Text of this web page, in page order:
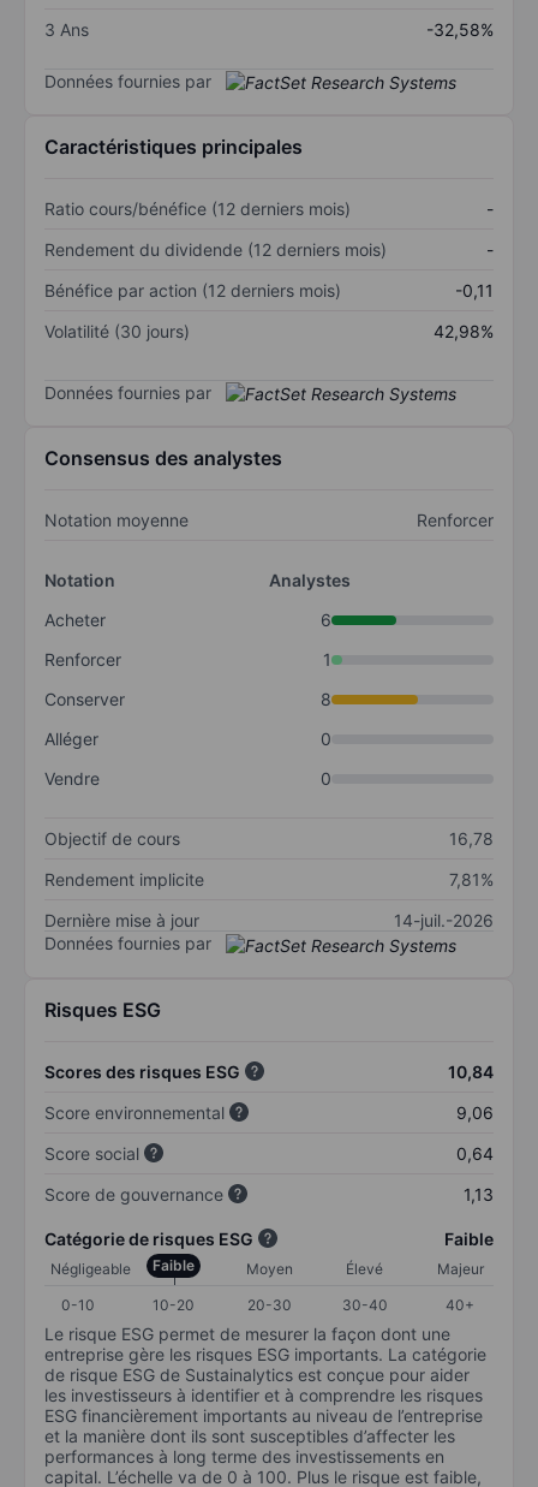
3 Ans
-32,58%
Données fournies par
Caractéristiques principales
Ratio cours/bénéfice (12 derniers mois)
-
Rendement du dividende (12 derniers mois)
-
Bénéfice par action (12 derniers mois)
-0,11
Volatilité (30 jours)
42,98%
Données fournies par
Consensus des analystes
Notation moyenne Renforcer
Notation
Analystes
Acheter
6
Renforcer
1
Conserver
8
Alléger
0
Vendre
0
Objectif de cours
16,78
Rendement implicite
7,81%
Dernière mise à jour
14-juil.-2026
Données fournies par
Risques ESG
Scores des risques ESG
10,84
Score environnemental
9,06
Score social
0,64
Score de gouvernance
1,13
Catégorie de risques ESG Faible
Négligeable Faible Moyen Élevé
Majeur
0-10
10-20 20-30 30-40 40+
Le risque ESG permet de mesurer la façon dont une
entreprise gère les risques ESG importants. La catégorie
de risque ESG de Sustainalytics est conçue pour aider
les investisseurs à identifier et à comprendre les risques
ESG financièrement importants au niveau de l’entreprise
et la manière dont ils sont susceptibles d’affecter les
performances à long terme des investissements en
capital. L’échelle va de 0 à 100. Plus le risque est faible,